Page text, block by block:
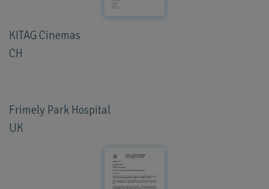
KITAG Cinemas
CH
Frimely Park Hospital
UK